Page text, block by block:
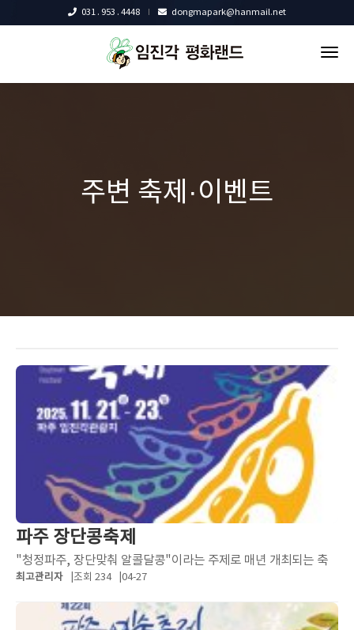
031 . 953 . 4448 dongmapark@hanmail.net
주변 축제·이벤트
파주 장단콩축제
"청정파주, 장단맞춰 알콜달콩"이라는 주제로 매년 개최되는 축
최고관리자 조회 234 04-27